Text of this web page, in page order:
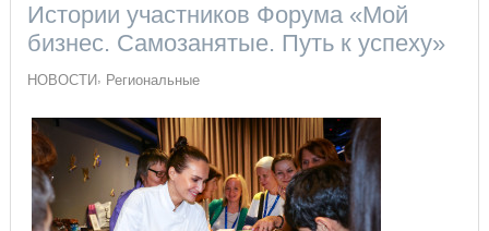
Истории участников Форума «Мой
бизнес. Самозанятые. Путь к успеху»
НОВОСТИ Региональные